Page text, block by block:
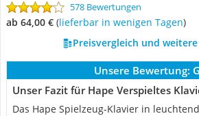
578 Bewertungen
ab 64,00 € ( Lieferbar in wenigen Tagen)
Preisvergleich und
Unsere Bewertung:
Unser Fazit für Hape Verspieltes
Das Hape Spielzeug-Klavier in